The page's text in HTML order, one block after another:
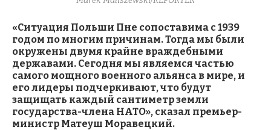
«Ситуация Польши Пне сопоставима с 1939
годом по многим причинам. Тогда мы были
окружены двумя крайне враждебными
державами. Сегодня мы являемся частью
самого мощного военного альянса в мире, и
его лидеры подчеркивают, что будут
защищать каждый сантиметр земли
государства-члена НАТО», сказал премьер-
министр Матеуш Моравецкий.